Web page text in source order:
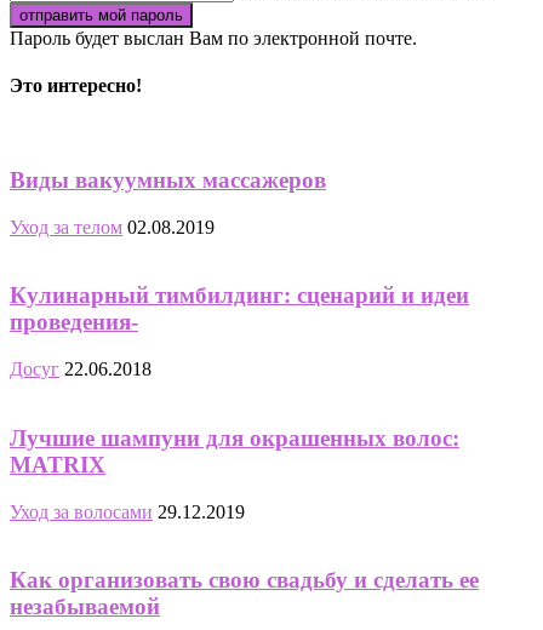
Пароль будет выслан Вам по электронной почте.
Это интересно!
Виды вакуумных массажеров
Уход за телом 02.08.2019
Кулинарный тимбилдинг: сценарий и идеи
проведения-
Досуг 22.06.2018
Лучшие шампуни для окрашенных волос:
MATRIX
Уход за волосами 29.12.2019
Как организовать свою свадьбу и сделать ее
незабываемой